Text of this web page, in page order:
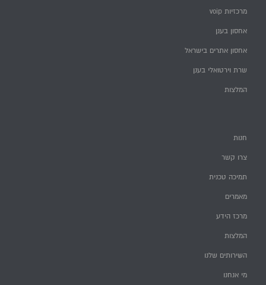
מרכזיות voip
אחסון בענן
אחסון אתרים בישראל
שרת וירטואלי בענן
המלצות
חנות
צרו קשר
תמיכה טכנית
מאמרים
מרכז הידע
המלצות
השירותים שלנו
מי אנחנו